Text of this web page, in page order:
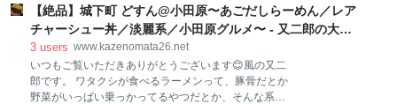
を取りに来てくださったので、メニューを見て決めま
す。 どうやらネギラーメンがオススメっぽいな🤔 じゃ
あちょっ
それが… 家系ラーメン クックら さんであります。 年
末のラーメンチャンスが潰れてしまい、仕事の都合も
あってご挨拶に行けなかったんです😢 そんなわけで年
始は必ず初日に‼️と決めていました。 お店に到着 食券
購入〜着席 つけ麺中盛＋キャベツ＋万能ネギ＋ライス
×２ ベジタブルファースト 麺アップ⤴️ つけだれ コロチ
【絶品】城下町 どすん@小田原〜あごだしらーめん／レア
チャーシュー丼／淡麗系／小田原グルメ〜 - 又二郎の大食
い＆デカ盛り＆ラーメン日記
3 users www.kazenomata26.net
いつもご覧いただきありがとうございます😊風の又二
郎です。 ワタクシが食べるラーメンって、豚骨だとか
野菜がいっぱい乗っかってるやつだとか、そんな系統